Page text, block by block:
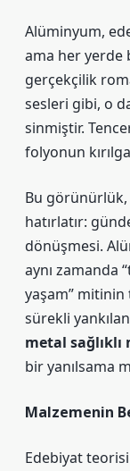
Alüminyum,
ama her yerde
gerçekçilik
sesleri gibi, o
sinmiştir.
folyonun
Bu görünürlük,
hatırlatır:
dönüşmesi.
aynı zamanda
yaşam” mitinin
sürekli
metal sağlıklı
bir yanılsama
Malzemenin
Edebiyat teorisi